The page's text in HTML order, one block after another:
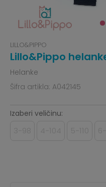
LILLO&PIPPO
Lillo&Pippo
Helanke
Šifra artikla: A042145
Izaberi veličinu: